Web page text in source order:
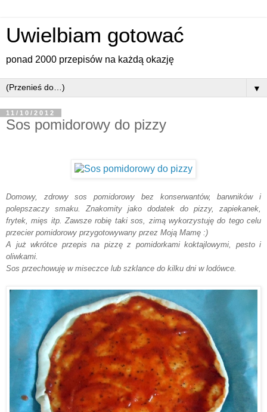
Uwielbiam gotować
ponad 2000 przepisów na każdą okazję
▼
11/10/2012
Sos pomidorowy do pizzy
Domowy, zdrowy sos pomidorowy bez konserwantów, barwników i
polepszaczy smaku. Znakomity jako dodatek do pizzy, zapiekanek,
frytek, mięs itp. Zawsze robię taki sos, zimą wykorzystuję do tego celu
przecier pomidorowy przygotowywany przez Moją Mamę :)
A już wkrótce przepis na pizzę z pomidorkami koktajlowymi, pesto i
oliwkami.
Sos przechowuję w miseczce lub szklance do kilku dni w lodówce.